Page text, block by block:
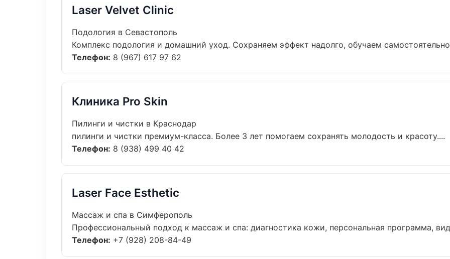
Laser Velvet Clinic
Подология в Севастополь
Комплекс подология и домашний уход. Сохраняем эффект надолго, обучаем
Телефон: 8 (967) 617 97 62
Клиника Pro Skin
Пилинги и чистки в Краснодар
пилинги и чистки премиум-класса. Более 3 лет помогаем сохранять молодость и красоту....
Телефон: 8 (938) 499 40 42
Laser Face Esthetic
Массаж и спа в Симферополь
Профессиональный подход к массаж и спа: диагностика кожи, персональная программа,
Телефон: +7 (928) 208-84-49